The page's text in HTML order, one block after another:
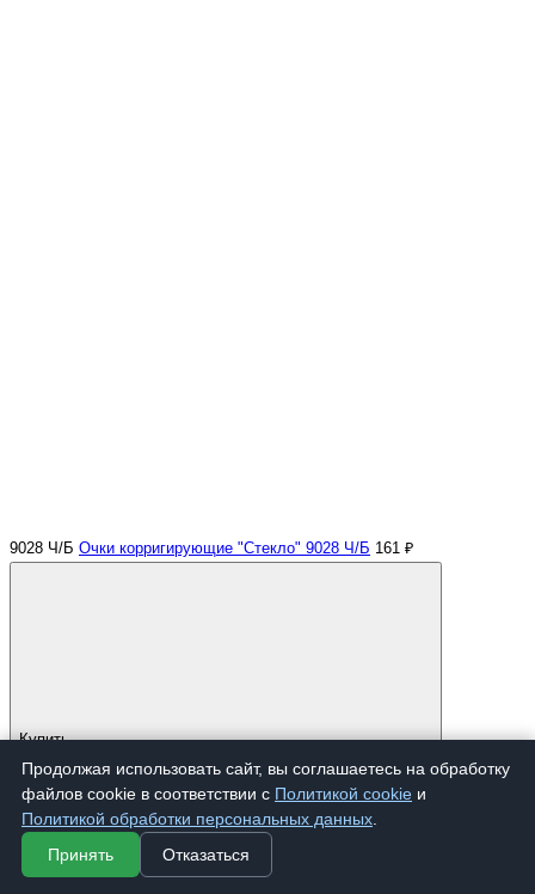
9028 Ч/Б Очки корригирующие "Стекло" 9028 Ч/Б 161 ₽
Купить
Продолжая использовать сайт, вы соглашаетесь на обработку
файлов cookie в соответствии с Политикой cookie и
Политикой обработки персональных данных
Принять
Отказаться